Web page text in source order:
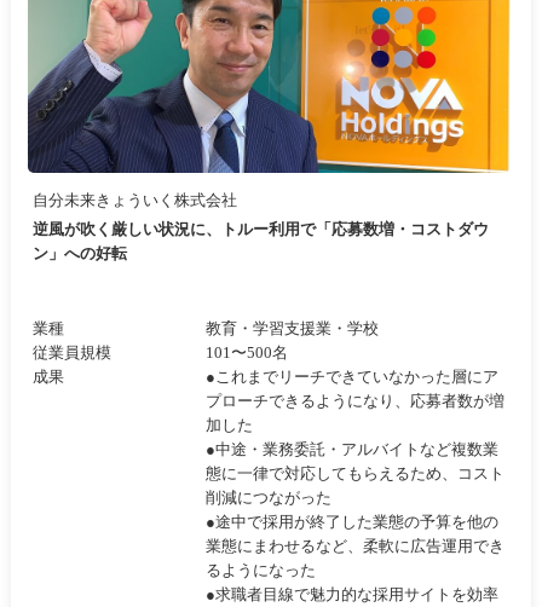
自分未来きょういく株式会社
逆風が吹く厳しい状況に、トルー利用で「応募数増・コストダウ
ン」への好転
業種
教育・学習支援業・学校
従業員規模
101〜500名
成果
●これまでリーチできていなかった層にア
プローチできるようになり、応募者数が増
加した
●中途・業務委託・アルバイトなど複数業
態に一律で対応してもらえるため、コスト
削減につながった
●途中で採用が終了した業態の予算を他の
業態にまわせるなど、柔軟に広告運用でき
るようになった
●求職者目線で魅力的な採用サイトを効率